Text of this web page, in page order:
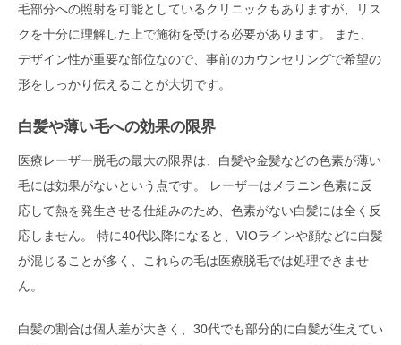
毛部分への照射を可能としているクリニックもありますが、リス
クを十分に理解した上で施術を受ける必要があります。 また、
デザイン性が重要な部位なので、事前のカウンセリングで希望の
形をしっかり伝えることが大切です。
白髪や薄い毛への効果の限界
医療レーザー脱毛の最大の限界は、白髪や金髪などの色素が薄い
毛には効果がないという点です。 レーザーはメラニン色素に反
応して熱を発生させる仕組みのため、色素がない白髪には全く反
応しません。 特に40代以降になると、VIOラインや顔などに白髪
が混じることが多く、これらの毛は医療脱毛では処理できませ
ん。
白髪の割合は個人差が大きく、30代でも部分的に白髪が生えてい